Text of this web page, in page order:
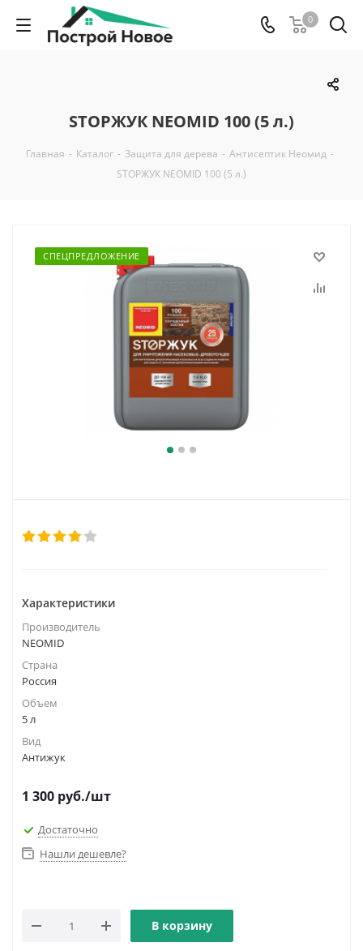
0
STOPЖУК NEOMID 100 (5 л.)
Главная - Каталог - Защита для дерева - Антисептик Неомид -
STOPЖУК NEOMID 100 (5 л.)
СПЕЦПРЕДЛОЖЕНИЕ
Характеристики
Производитель
NEOMID
Страна
Россия
Объем
5 л
Вид
Антижук
1 300 руб./шт
Достаточно
Нашли дешевле?
В корзину